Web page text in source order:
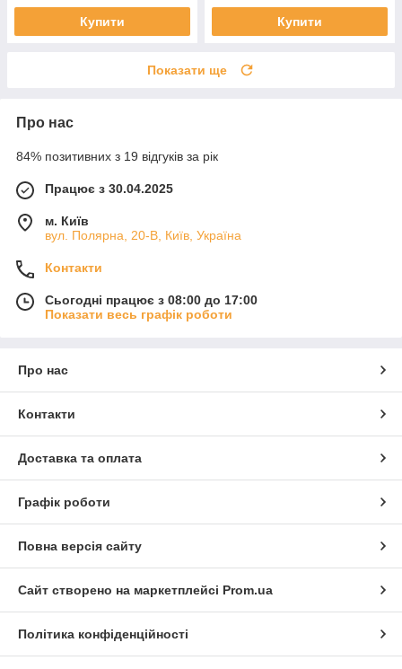
Купити Купити
Показати ще
Про нас
84% позитивних з 19 відгуків за рік
Працює з 30.04.2025
м. Київ
вул. Полярна, 20-В, Київ, Україна
Контакти
Сьогодні працює з 08:00 до 17:00
Показати весь графік роботи
Про нас
Контакти
Доставка та оплата
Графік роботи
Повна версія сайту
Сайт створено на маркетплейсі Prom.ua
Політика конфіденційності